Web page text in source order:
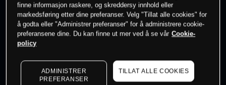
Søk om konto
finne informasjon raskere, og skreddersy innhold eller
markedsføring etter dine preferanser. Velg "Tillat alle cookies" for
å godta eller "Administrer preferanser" for å administrere cookie-
preferansene dine. Du kan finne ut mer ved å se vår Cookie-
policy
ADMINISTRER
PREFERANSER
TILLAT ALLE COOKIES